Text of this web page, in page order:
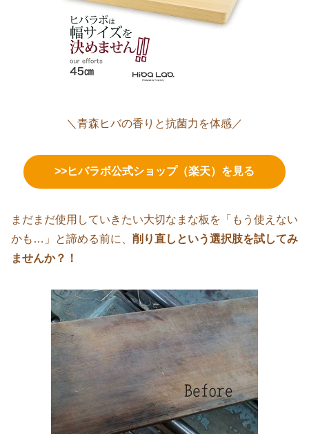
＼青森ヒバの香りと抗菌力を体感／
>>ヒバラボ公式ショップ（楽天）を見る
まだまだ使用していきたい大切なまな板を「もう使えない
かも…」と諦める前に、 削り直しという選択肢を試してみ
ませんか？！